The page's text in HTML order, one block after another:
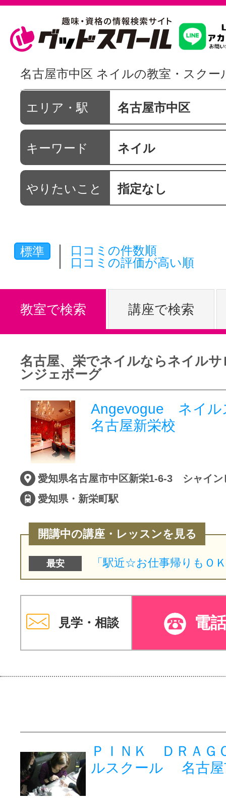
習いたいこ
スクールを
駅・路線か
通信講座を
体験レッス
やりたいこ
特集をみる
グッドスク
掲載のお問
サイトマッ
名古屋市中区 ネイルの教室・スクー
エリア・駅 名古屋市中区
キーワード ネイル
やりたいこと 指定なし
標準
口コミの件数順
口コミの評価が高い順
教室で検索 講座で検索
名古屋、栄でネイルならネイルサ
ンジェボーグ
Angevogue ネイ
名古屋新栄校
愛知県名古屋市中区新栄1-6-3 シャイン
愛知県・新栄町駅
開講中の講座・レッスンを見る
最安
見学・相談 電
ＰＩＮＫ ＤＲＡ
ルスクール 名古屋